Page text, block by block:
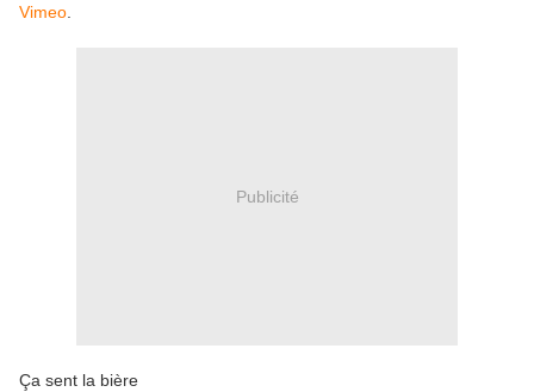
Vimeo
Publicité
Ça sent la bière